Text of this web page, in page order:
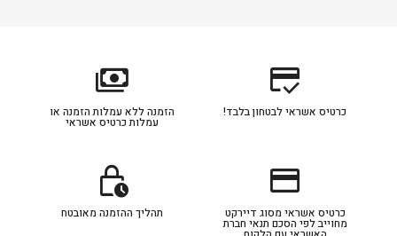
credit_score
כרטיס אשראי לבטחון בלבד!
payments
הזמנה ללא עמלות הזמנה או
עמלות כרטיס אשראי
credit_card
כרטיס אשראי מסוג דיירקט
מחוייב לפי הסכם תנאי חברת
lock_clock
תהליך ההזמנה מאובטח